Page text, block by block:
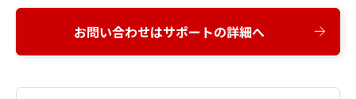
お問い合わせはサポートの詳細へ